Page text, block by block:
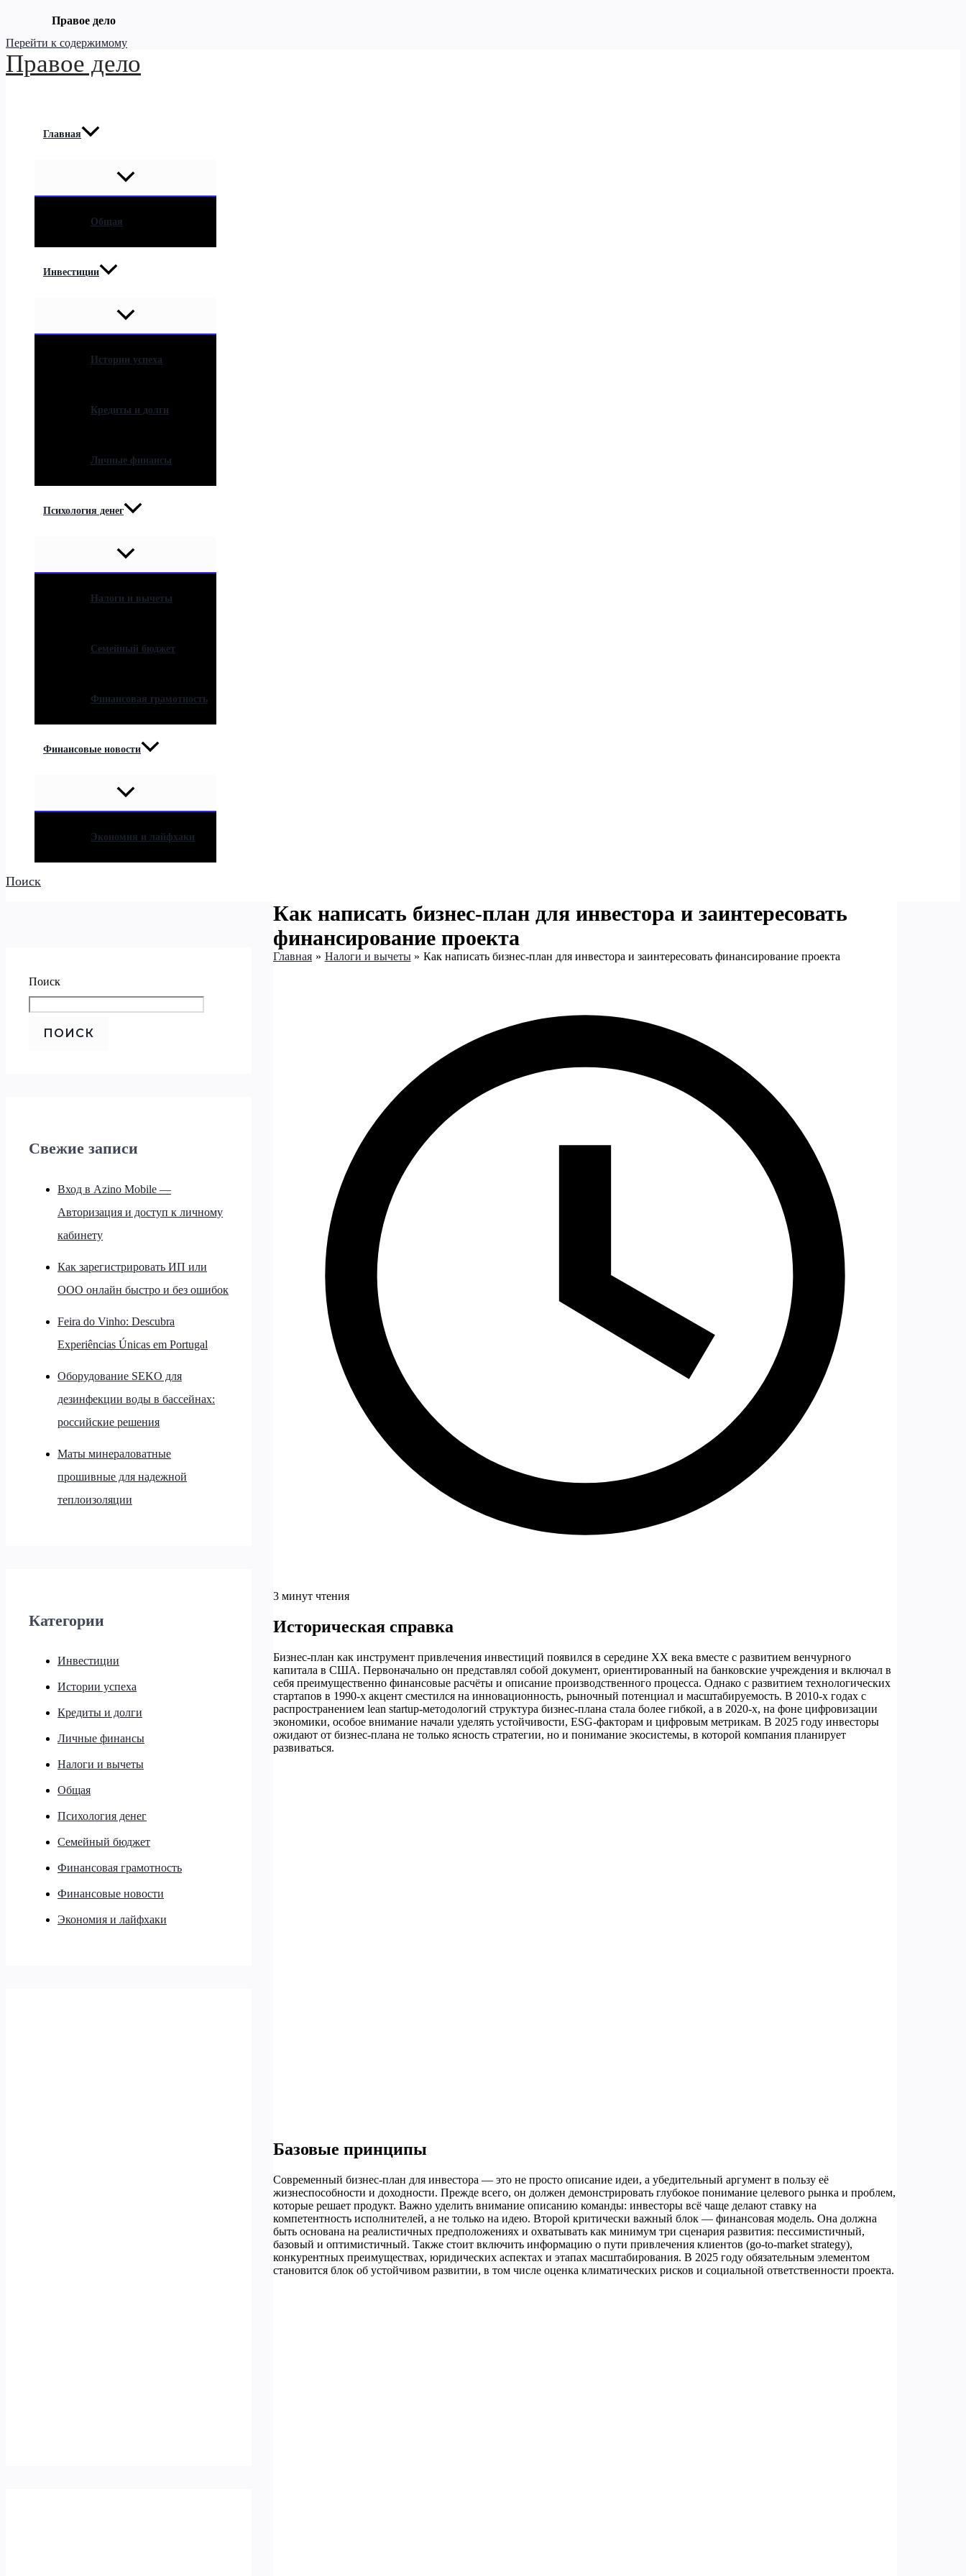
Правое дело
Перейти к содержимому
Правое дело
Главная
Общая
Инвестиции
Истории успеха
Кредиты и долги
Личные финансы
Психология денег
Налоги и вычеты
Семейный бюджет
Финансовая грамотность
Финансовые новости
Экономия и лайфхаки
Поиск
Поиск
ПОИСК
Свежие записи
Вход в Azino Mobile —
Авторизация и доступ к личному
кабинету
Как зарегистрировать ИП или
ООО онлайн быстро и без ошибок
Feira do Vinho: Descubra
Experiências Únicas em Portugal
Оборудование SEKO для
дезинфекции воды в бассейнах:
российские решения
Маты минераловатные
прошивные для надежной
теплоизоляции
Категории
Инвестиции
Истории успеха
Кредиты и долги
Личные финансы
Налоги и вычеты
Общая
Психология денег
Семейный бюджет
Финансовая грамотность
Финансовые новости
Экономия и лайфхаки
Как написать бизнес-план для инвестора и заинтересовать
финансирование проекта
Главная Налоги и вычеты Как написать бизнес-план для инвестора и заинтересовать финансирование проекта
3 минут чтения
Историческая справка
Бизнес-план как инструмент привлечения инвестиций появился в середине XX века вместе с развитием венчурного
капитала в США. Первоначально он представлял собой документ, ориентированный на банковские учреждения и включал в
себя преимущественно финансовые расчёты и описание производственного процесса. Однако с развитием технологических
стартапов в 1990-х акцент сместился на инновационность, рыночный потенциал и масштабируемость. В 2010-х годах с
распространением lean startup-методологий структура бизнес-плана стала более гибкой, а в 2020-х, на фоне цифровизации
экономики, особое внимание начали уделять устойчивости, ESG-факторам и цифровым метрикам. В 2025 году инвесторы
ожидают от бизнес-плана не только ясность стратегии, но и понимание экосистемы, в которой компания планирует
развиваться.
Базовые принципы
Современный бизнес-план для инвестора — это не просто описание идеи, а убедительный аргумент в пользу её
жизнеспособности и доходности. Прежде всего, он должен демонстрировать глубокое понимание целевого рынка и проблем,
которые решает продукт. Важно уделить внимание описанию команды: инвесторы всё чаще делают ставку на
компетентность исполнителей, а не только на идею. Второй критически важный блок — финансовая модель. Она должна
быть основана на реалистичных предположениях и охватывать как минимум три сценария развития: пессимистичный,
базовый и оптимистичный. Также стоит включить информацию о пути привлечения клиентов (go-to-market strategy),
конкурентных преимуществах, юридических аспектах и этапах масштабирования. В 2025 году обязательным элементом
становится блок об устойчивом развитии, в том числе оценка климатических рисков и социальной ответственности проекта.